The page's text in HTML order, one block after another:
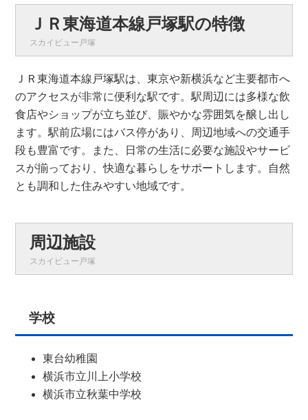
ＪＲ東海道本線戸塚駅の特徴
スカイビュー戸塚
ＪＲ東海道本線戸塚駅は、東京や新横浜など主要都市へ
のアクセスが非常に便利な駅です。駅周辺には多様な飲
食店やショップが立ち並び、賑やかな雰囲気を醸し出し
ます。駅前広場にはバス停があり、周辺地域への交通手
段も豊富です。また、日常の生活に必要な施設やサービ
スが揃っており、快適な暮らしをサポートします。自然
とも調和した住みやすい地域です。
周辺施設
スカイビュー戸塚
学校
東台幼稚園
横浜市立川上小学校
横浜市立秋葉中学校